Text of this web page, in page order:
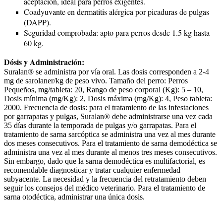
Coadyuvante en dermatitis alérgica por picaduras de pulgas
(DAPP).
Seguridad comprobada: apto para perros desde 1.5 kg hasta
60 kg.
Dósis y Administración:
Suralan® se administra por vía oral. Las dosis corresponden a 2-4
mg de sarolaner/kg de peso vivo. Tamaño del perro: Perros
Pequeños, mg/tableta: 20, Rango de peso corporal (Kg): 5 – 10,
Dosis mínima (mg/Kg): 2, Dosis máxima (mg/Kg): 4, Peso tableta:
2000. Frecuencia de dosis: para el tratamiento de las infestaciones
por garrapatas y pulgas, Suralan® debe administrarse una vez cada
35 días durante la temporada de pulgas y/o garrapatas. Para el
tratamiento de sarna sarcóptica se administra una vez al mes durante
dos meses consecutivos. Para el tratamiento de sarna demodéctica se
administra una vez al mes durante al menos tres meses consecutivos.
Sin embargo, dado que la sarna demodéctica es multifactorial, es
recomendable diagnosticar y tratar cualquier enfermedad
subyacente. La necesidad y la frecuencia del retratamiento deben
seguir los consejos del médico veterinario. Para el tratamiento de
sarna otodéctica, administrar una única dosis.